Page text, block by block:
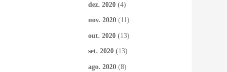
dez. 2020 (4)
nov. 2020 (11)
out. 2020 (13)
set. 2020 (13)
ago. 2020 (8)